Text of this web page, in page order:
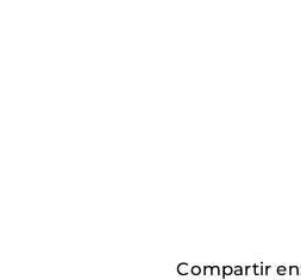
Compartir en